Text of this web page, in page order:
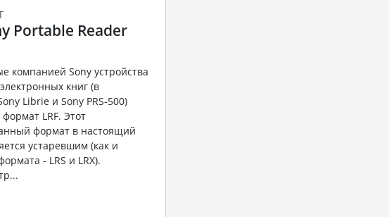
Portable Reader
компанией Sony устройства
книг (в
Librie и Sony PRS-500)
LRF. Этот
формат в настоящий
устаревшим (как и
- LRS и LRX).